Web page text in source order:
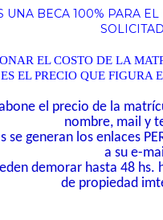
UNA BECA 100% PARA
EL COSTO DE LA
ES EL PRECIO QUE FIGURA
el precio de la
nombre, mail y
se generan los enlaces
a su e-
demorar hasta 48 hs.
de propiedad